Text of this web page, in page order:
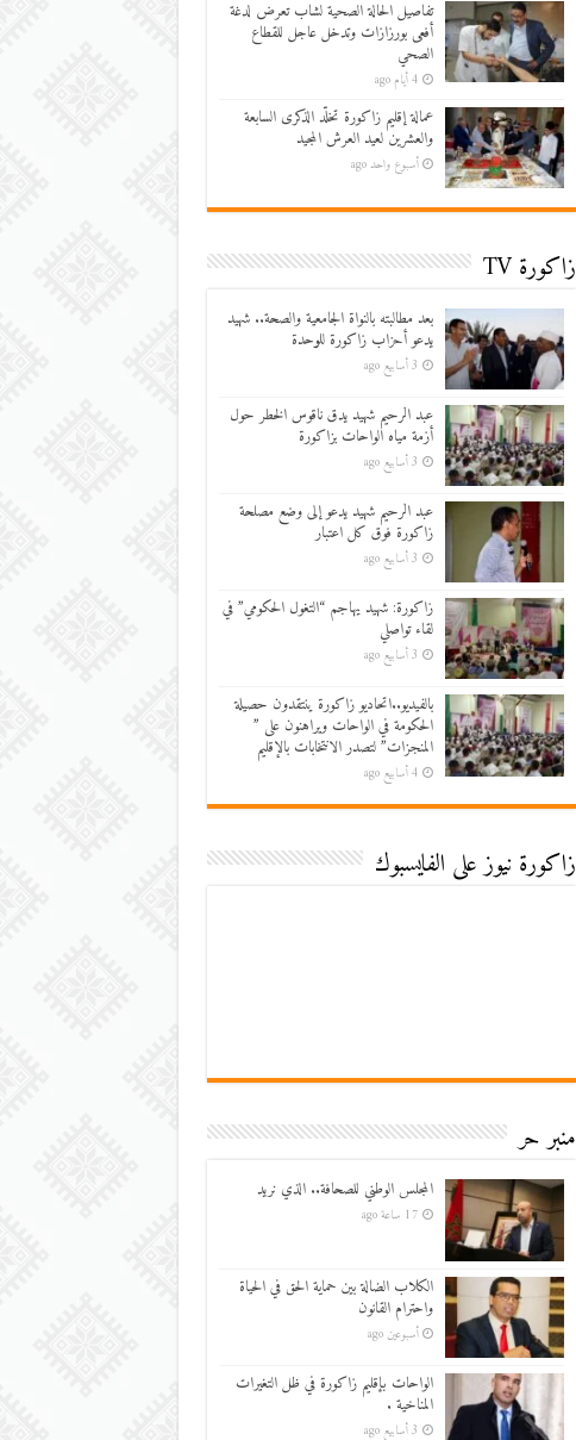
تفاصيل الحالة الصحية لشاب تعرض لدغة
أفعى بورزازات وتدخل عاجل للقطاع
الصحي
4 أيام ago
عمالة إقليم زاكورة تخلّد الذكرى السابعة
والعشرين لعيد العرش المجيد
أسبوع واحد ago
زاكورة TV
بعد مطالبته بالنواة الجامعية والصحة.. شهيد
يدعو أحزاب زاكورة للوحدة
3 أسابيع ago
عبد الرحيم شهيد يدق ناقوس الخطر حول
أزمة مياه الواحات بزاكورة
3 أسابيع ago
عبد الرحيم شهيد يدعو إلى وضع مصلحة
زاكورة فوق كل اعتبار
3 أسابيع ago
زاكورة: شهيد يهاجم “التغول الحكومي” في
لقاء تواصلي
3 أسابيع ago
بالفيديو..اتحاديو زاكورة ينتقدون حصيلة
الحكومة في الواحات ويراهنون على ”
المنجزات” لتصدر الانتخابات بالإقليم
4 أسابيع ago
زاكورة نيوز على الفايسبوك
منبر حر
المجلس الوطني للصحافة.. الذي نريد
17 ساعة ago
الكلاب الضالة بين حماية الحق في الحياة
واحترام القانون
أسبوعين ago
الواحات بإقليم زاكورة في ظل التغيرات
المناخية .
3 أسابيع ago